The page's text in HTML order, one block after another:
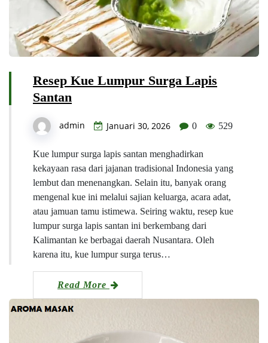
Resep Kue Lumpur Surga Lapis
Santan
admin Januari 30, 2026 0 529
Kue lumpur surga lapis santan menghadirkan
kekayaan rasa dari jajanan tradisional Indonesia yang
lembut dan menenangkan. Selain itu, banyak orang
mengenal kue ini melalui sajian keluarga, acara adat,
atau jamuan tamu istimewa. Seiring waktu, resep kue
lumpur surga lapis santan ini berkembang dari
Kalimantan ke berbagai daerah Nusantara. Oleh
karena itu, kue lumpur surga terus…
Read More